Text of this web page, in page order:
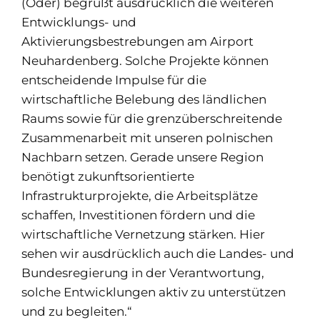
Entwicklungs- und
Aktivierungsbestrebungen am Airport
Neuhardenberg. Solche Projekte können
entscheidende Impulse für die
wirtschaftliche Belebung des ländlichen
Raums sowie für die grenzüberschreitende
Zusammenarbeit mit unseren polnischen
Nachbarn setzen. Gerade unsere Region
benötigt zukunftsorientierte
Infrastrukturprojekte, die Arbeitsplätze
schaffen, Investitionen fördern und die
wirtschaftliche Vernetzung stärken. Hier
sehen wir ausdrücklich auch die Landes- und
Bundesregierung in der Verantwortung,
solche Entwicklungen aktiv zu unterstützen
und zu begleiten.“